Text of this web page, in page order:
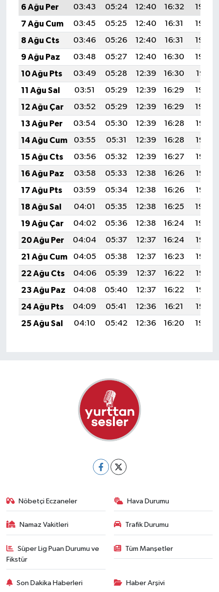
6 Ağu Per
03:43 05:24 12:40 16:32
19:46
7 Ağu Cum
03:45 05:25 12:40 16:31
19:45
8 Ağu Cts
03:46 05:26 12:40 16:31
19:44
9 Ağu Paz
03:48 05:27 12:40 16:30
19:42
10 Ağu Pts
03:49 05:28 12:39 16:30
19:41
11 Ağu Sal
03:51 05:29 12:39 16:29
19:40
12 Ağu Çar
03:52 05:29 12:39 16:29
19:39
13 Ağu Per
03:54 05:30 12:39 16:28
19:37
14 Ağu Cum
03:55 05:31 12:39 16:28
19:36
15 Ağu Cts
03:56 05:32 12:39 16:27
19:35
16 Ağu Paz
03:58 05:33 12:38 16:26
19:33
17 Ağu Pts
03:59 05:34 12:38 16:26
19:32
18 Ağu Sal
04:01 05:35 12:38 16:25
19:30
19 Ağu Çar
04:02 05:36 12:38 16:24
19:29
20 Ağu Per
04:04 05:37 12:37 16:24
19:28
21 Ağu Cum
04:05 05:38 12:37 16:23
19:26
22 Ağu Cts
04:06 05:39 12:37 16:22
19:25
23 Ağu Paz
04:08 05:40 12:37 16:22
19:23
24 Ağu Pts
04:09 05:41 12:36 16:21
19:22
25 Ağu Sal
04:10 05:42 12:36 16:20 19:20
Nöbetçi Eczaneler Hava Durumu
Namaz Vakitleri Trafik Durumu
Süper Lig Puan Durumu ve
Fikstür
Tüm Manşetler
Son Dakika Haberleri Haber Arşivi